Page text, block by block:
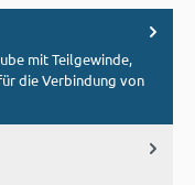
mit Teilgewinde,
die Verbindung von